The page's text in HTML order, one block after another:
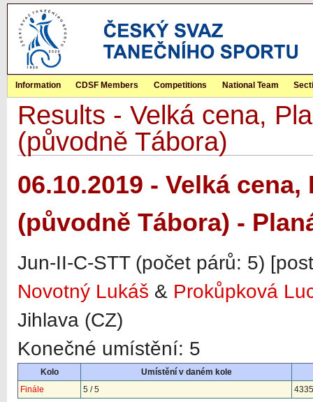
Information CDSF Members Competitions National Team
Results - Velká cena,
(původně Tábora)
06.10.2019 - Velká
(původně Tábora) -
Jun-II-C-STT (počet párů: 5)
Novotný Lukáš & Prokůpková
Jihlava (CZ)
Konečné umístění: 5
Kolo
Umístění v daném kole
Finále
5 / 5